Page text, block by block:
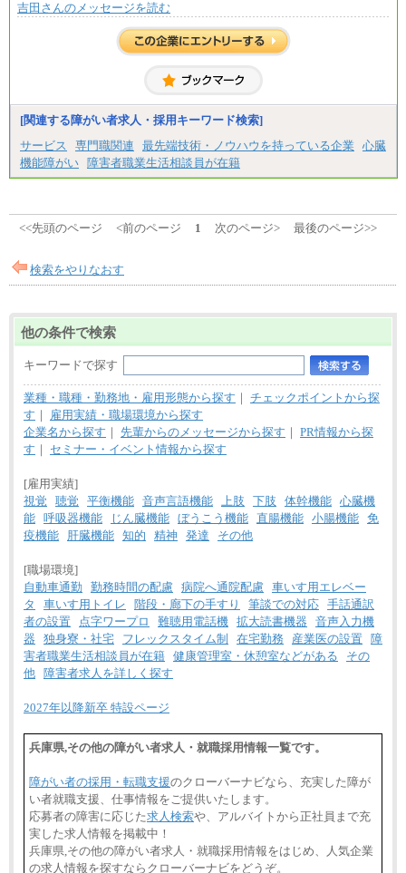
※20時間を超過した場合は別途支給
中途：
(1)(2)月給：25万3400円～28万5900円
※20時間を超過した場合は別途支給
※試用期間中も給与に変更はございません
吉田さんのメッセージを読む
[関連する障がい者求人・採用キーワード検索]
サービス
専門職関連 最先端技術・ノウハウを持っている企業
心臓
機能障がい 障害者職業生活相談員が在籍
<<先頭のページ <前のページ 1 次のページ> 最後のページ>>
検索をやりなおす
他の条件で検索
キーワードで探す
業種・職種・勤務地・雇用形態から探す ｜ チェックポイントから探
す ｜
雇用実績・職場環境から探す
企業名から探す ｜ 先輩からのメッセージから探す ｜ PR情報から探
す ｜ セミナー・イベント情報から探す
[雇用実績]
視覚
聴覚 平衡機能 音声言語機能 上肢 下肢 体幹機能 心臓機
能 呼吸器機能 じん臓機能 ぼうこう機能 直腸機能 小腸機能 免
疫機能
肝臓機能 知的 精神 発達 その他
[職場環境]
自動車通勤
勤務時間の配慮 病院へ通院配慮 車いす用エレベー
タ
車いす用トイレ 階段・廊下の手すり 筆談での対応 手話通訳
者の設置
点字ワープロ 難聴用電話機 拡大読書機器
音声入力機
器
独身寮・社宅 フレックスタイム制 在宅勤務 産業医の設置
障
害者職業生活相談員が在籍 健康管理室・休憩室などがある
その
他
障害者求人を詳しく探す
2027年以降新卒 特設ページ
兵庫県,その他の障がい者求人・就職採用情報一覧です。
障がい者の採用・転職支援のクローバーナビなら、充実した障が
い者就職支援、仕事情報をご提供いたします。
応募者の障害に応じた求人検索や、アルバイトから正社員まで充
実した求人情報を掲載中！
兵庫県,その他の障がい者求人・就職採用情報をはじめ、人気企業
の求人情報を探すならクローバーナビをどうぞ。